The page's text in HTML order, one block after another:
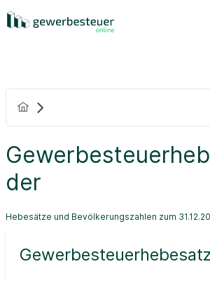
der
Hebesätze und Bevölkerungszahlen zum
Gewerbesteuerhebesatz